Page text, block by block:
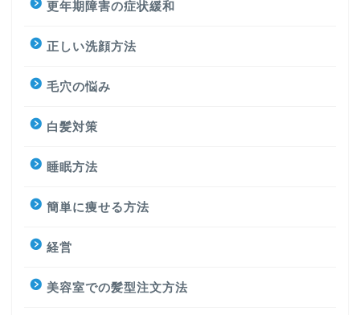
更年期障害の症状緩和
正しい洗顔方法
毛穴の悩み
白髪対策
睡眠方法
簡単に痩せる方法
経営
美容室での髪型注文方法